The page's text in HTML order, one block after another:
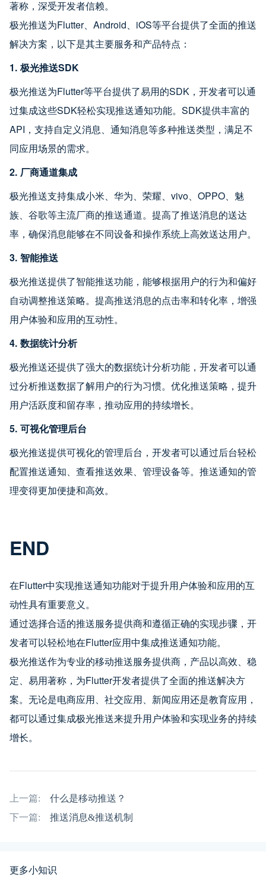
著称，深受开发者信赖。
极光推送为Flutter、Android、iOS等平台提供了全面的推送
解决方案，以下是其主要服务和产品特点：
1. 极光推送SDK
极光推送为Flutter等平台提供了易用的SDK，开发者可以通
过集成这些SDK轻松实现推送通知功能。SDK提供丰富的
API，支持自定义消息、通知消息等多种推送类型，满足不
同应用场景的需求。
2. 厂商通道集成
极光推送支持集成小米、华为、荣耀、vivo、OPPO、魅
族、谷歌等主流厂商的推送通道。提高了推送消息的送达
率，确保消息能够在不同设备和操作系统上高效送达用户。
3. 智能推送
极光推送提供了智能推送功能，能够根据用户的行为和偏好
自动调整推送策略。提高推送消息的点击率和转化率，增强
用户体验和应用的互动性。
4. 数据统计分析
极光推送还提供了强大的数据统计分析功能，开发者可以通
过分析推送数据了解用户的行为习惯。优化推送策略，提升
用户活跃度和留存率，推动应用的持续增长。
5. 可视化管理后台
极光推送提供可视化的管理后台，开发者可以通过后台轻松
配置推送通知、查看推送效果、管理设备等。推送通知的管
理变得更加便捷和高效。
END
在Flutter中实现推送通知功能对于提升用户体验和应用的互
动性具有重要意义。
通过选择合适的推送服务提供商和遵循正确的实现步骤，开
发者可以轻松地在Flutter应用中集成推送通知功能。
极光推送作为专业的移动推送服务提供商，产品以高效、稳
定、易用著称，为Flutter开发者提供了全面的推送解决方
案。无论是电商应用、社交应用、新闻应用还是教育应用，
都可以通过集成极光推送来提升用户体验和实现业务的持续
增长。
上一篇:
什么是移动推送？
下一篇:
推送消息&推送机制
更多小知识